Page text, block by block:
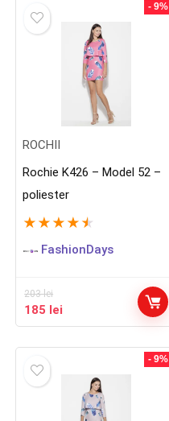
203 lei.
- 9%
ROCHII
Rochie K426 – Model 52 –
poliester
★ ★ ★ ★ ★
FashionDays
203lei
Prețul
inițial
203 lei.
185 lei
curent
- 9%